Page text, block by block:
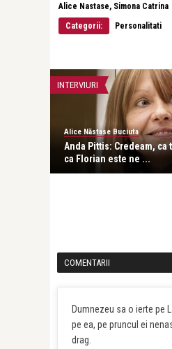
Alice Nastase, Simona Catrina
Categorii:
Personalitati
INTERVIURI
Alice Năstase Buciuta
Anda Pittis: Credeam, ca
ca Florian este ne ...
COMENTARII
Dumnezeu sa o ierte pe
pe ea, pe pruncul ei
drag.